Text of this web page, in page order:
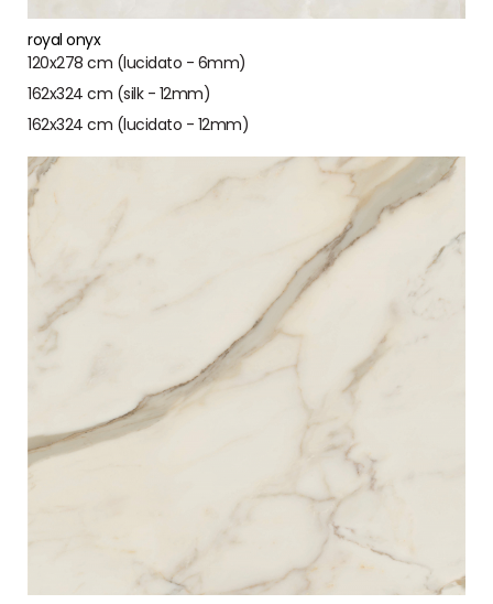
royal onyx
120x278 cm (lucidato - 6mm)
162x324 cm (silk - 12mm)
162x324 cm (lucidato - 12mm)